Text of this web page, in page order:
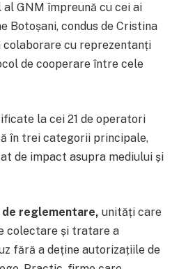
GNM împreună cu cei ai
Botoșani, condus de Cristina
colaborare cu reprezentanți
de cooperare între cele
la cei 21 de operatori
în trei categorii principale,
de impact asupra mediului și
reglementare, unități care
colectare și tratare a
fără a deține autorizațiile de